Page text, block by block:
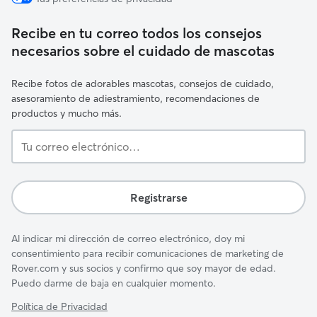
Recibe en tu correo todos los consejos
necesarios sobre el cuidado de mascotas
Recibe fotos de adorables mascotas, consejos de cuidado,
asesoramiento de adiestramiento, recomendaciones de
productos y mucho más.
correo
Registrarse
Al indicar mi dirección de correo electrónico, doy mi
consentimiento para recibir comunicaciones de marketing de
Rover.com y sus socios y confirmo que soy mayor de edad.
Puedo darme de baja en cualquier momento.
Política de Privacidad